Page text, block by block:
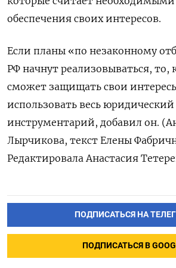
обеспечения своих интересов.
Если планы «по незаконному
РФ начнут реализовываться, то,
сможет защищать свои
использовать весь юридический
инструментарий, добавил он.
Лырчикова, текст Елены
Редактировала Анастасия
ПОДПИСАТЬСЯ НА
ПОДПИСАТЬСЯ В